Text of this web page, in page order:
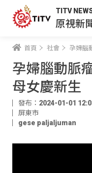
TITV
原視新
首頁 社會 孕婦腦
孕婦腦動脈
母女慶新生
發布：2024-01-01
屏東市
gese paljaljuman